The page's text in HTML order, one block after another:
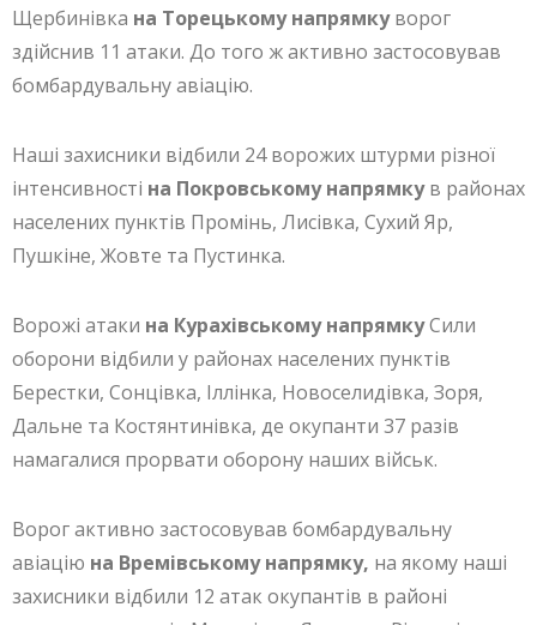
Щербинівка на Торецькому напрямкуворог
здійснив 11 атаки. До того ж активно застосовував
бомбардувальну авіацію.
Наші захисники відбили 24 ворожих штурми різної
інтенсивності на Покровському напрямкув районах
населених пунктів Промінь, Лисівка, Сухий Яр,
Пушкіне, Жовте та Пустинка.
Ворожі атаки на Курахівському напрямкуСили
оборони відбили у районах населених пунктів
Берестки, Сонцівка, Іллінка, Новоселидівка, Зоря,
Дальне та Костянтинівка, де окупанти 37 разів
намагалися прорвати оборону наших військ.
Ворог активно застосовував бомбардувальну
авіацію на Времівському напрямку, на якому наші
захисники відбили 12 атак окупантів в районі